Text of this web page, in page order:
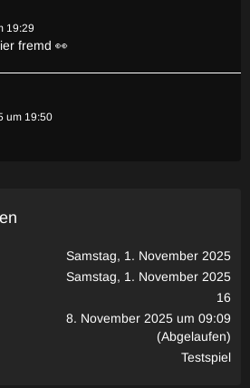
19:29
fremd 👀
um 19:50
Samstag, 1. November 2025
Samstag, 1. November 2025
16
8. November 2025 um 09:09
(Abgelaufen)
Testspiel